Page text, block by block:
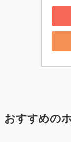
おすすめの